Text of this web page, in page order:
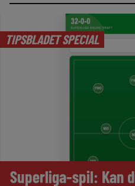
TIPSBLADET SPECIAL
Superliga-spil: Kan